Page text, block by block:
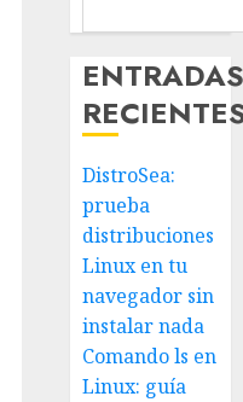
DistroSea:
prueba
distribuciones
Linux en tu
navegador sin
instalar nada
Comando ls en
Linux: guía